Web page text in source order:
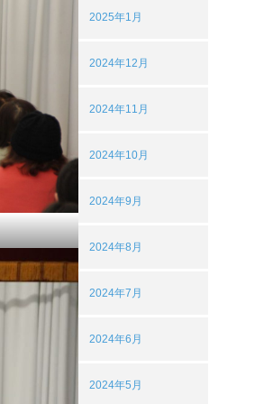
2025年1月
2024年12月
2024年11月
2024年10月
2024年9月
2024年8月
2024年7月
2024年6月
2024年5月